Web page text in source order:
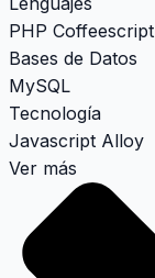
PHP Coffeescript
Bases de Datos
MySQL
Tecnología
Javascript Alloy
Ver más